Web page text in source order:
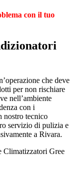
con il tuo
che deve
per non rischiare
nell’ambiente
con i
nostro tecnico
servizio di pulizia e
a Rivara.
Climatizzatori Gree